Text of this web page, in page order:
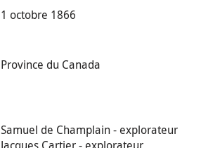
1 octobre 1866
Province du Canada
Samuel de Champlain - explorateur